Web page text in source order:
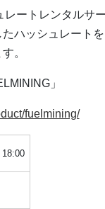
レートレンタルサ
ハッシュレート
。
」
fuelmining/